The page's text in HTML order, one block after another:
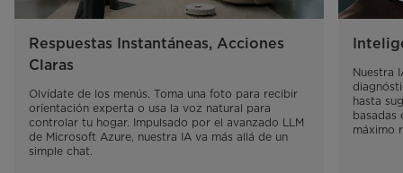
Respuestas Instantáneas, Acciones
Claras
Olvídate de los menús. Toma una foto para recibir
orientación experta o usa la voz natural para
controlar tu hogar. Impulsado por el avanzado LLM
de Microsoft Azure, nuestra IA va más allá de un
simple chat.
Nuestra
hasta
basadas
máximo